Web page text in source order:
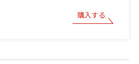
購入する